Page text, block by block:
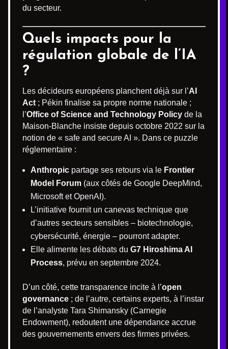
du secteur.
Quels impacts pour la
régulation globale de l’IA
?
Les décideurs européens planchent déjà sur l’AI
Act ; Pékin finalise sa propre norme nationale ;
l’Office of Science and Technology Policy de la
Maison-Blanche insiste depuis octobre 2022 sur la
notion de « safe and secure AI ». Dans ce puzzle
réglementaire :
Anthropic partage ses retours via le Frontier
Model Forum (aux côtés de Google DeepMind,
Microsoft et OpenAI).
L’initiative fournit un canevas technique que
d’autres secteurs sensibles – biotechnologie,
cybersécurité, énergie – pourront adapter.
Elle alimente les débats du G7 Hiroshima AI
Process, prévu en septembre 2024.
D’un côté, cette transparence incite à l’open
governance ; de l’autre, certains experts, à l’instar
de l’analyste Tara Shimansky (Carnegie
Endowment), redoutent une dépendance accrue
des gouvernements envers des firmes privées.